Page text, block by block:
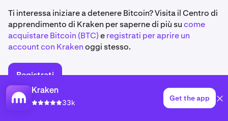
Kraken
33k Get the app
Ti interessa iniziare a detenere Bitcoin? Visita il Centro di
apprendimento di Kraken per saperne di più sucome
acquistare Bitcoin (BTC)eregistrati per aprire un
account con Krakenoggi stesso.
Registrati